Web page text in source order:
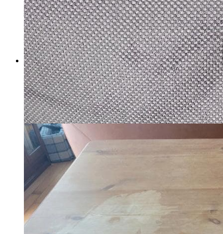
バンパー ガード グリル ガード
カンガルーバー
マイストア在庫： 29
税込
19,482円
カートに入れる
thomas LEDライト HP4-60
マイストア在庫： 89
税込
17,784円
カートに入れる